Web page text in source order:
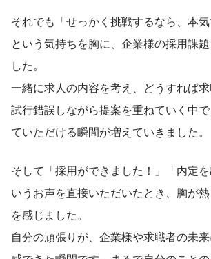
それでも「せっかく挑戦するなら、本気
という気持ちを胸に、企業様の採用課
した。
一緒に求人の内容を考え、どうすれば
試行錯誤しながら提案を重ねていく中
ていただける瞬間が増えていきました。
そして「採用ができました！」「内定
いうお声を直接いただいたとき、胸が
を感じました。
自分の頑張りが、企業様や求職者の未